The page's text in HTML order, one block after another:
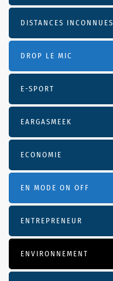
DISTANCES INCONNUES
DROP LE MIC
E-SPORT
EARGASMEEK
ECONOMIE
EN MODE ON OFF
ENTREPRENEUR
ENVIRONNEMENT